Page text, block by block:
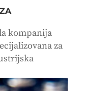
kompanija
za